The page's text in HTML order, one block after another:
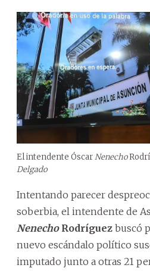
El intendente ÓscarNenecho
Delgado
Intentando parecer
soberbia, el intendente de
NenechoRodríguez buscó
nuevo escándalo político
imputado junto a otras 21